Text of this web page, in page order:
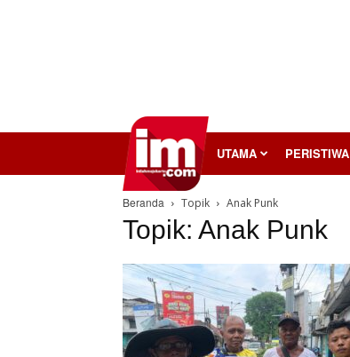
InilahMojokerto UTAMA PERISTIWA
Beranda Topik Anak Punk
Topik: Anak Punk